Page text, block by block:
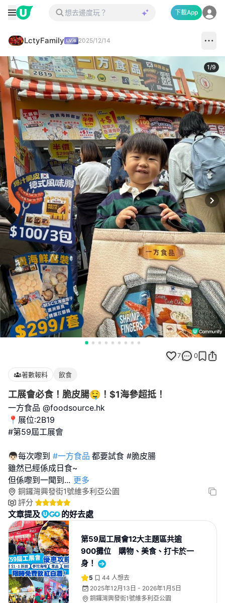
下載App
LctyFamily 2025/12/14
1/9
7 0
著數報料 飲食
工展會必食！脆皮腸🤤！$1海參超抵！
一方食品 @foodsource.hk
📍展位:2B19
#第59屆工展會
👦🏻每次嚟到 #一方食品 都要試食 #脆皮腸
雖然已經係成日食~
但係嚟到一聞到 ... 更多
銅鑼灣興發街1號維多利亞公園
評分
文章提及 的好去處
第59屆工展會12大主題區共逾
900攤位 購物、美食、打卡於一
身！
5 44 人想去
2025年12月13日 - 2026年1月5日
銅鑼灣興發街1號維多利亞公園